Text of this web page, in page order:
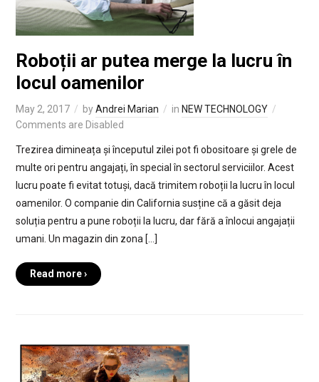
Roboții ar putea merge la lucru în
locul oamenilor
May 2, 2017 byAndrei Marian in NEW TECHNOLOGY
Comments are Disabled
Trezirea dimineața și începutul zilei pot fi obositoare și grele de
multe ori pentru angajați, în special în sectorul serviciilor. Acest
lucru poate fi evitat totuși, dacă trimitem roboții la lucru în locul
oamenilor. O companie din California susține că a găsit deja
soluția pentru a pune roboții la lucru, dar fără a înlocui angajații
umani. Un magazin din zona […]
Read more ›